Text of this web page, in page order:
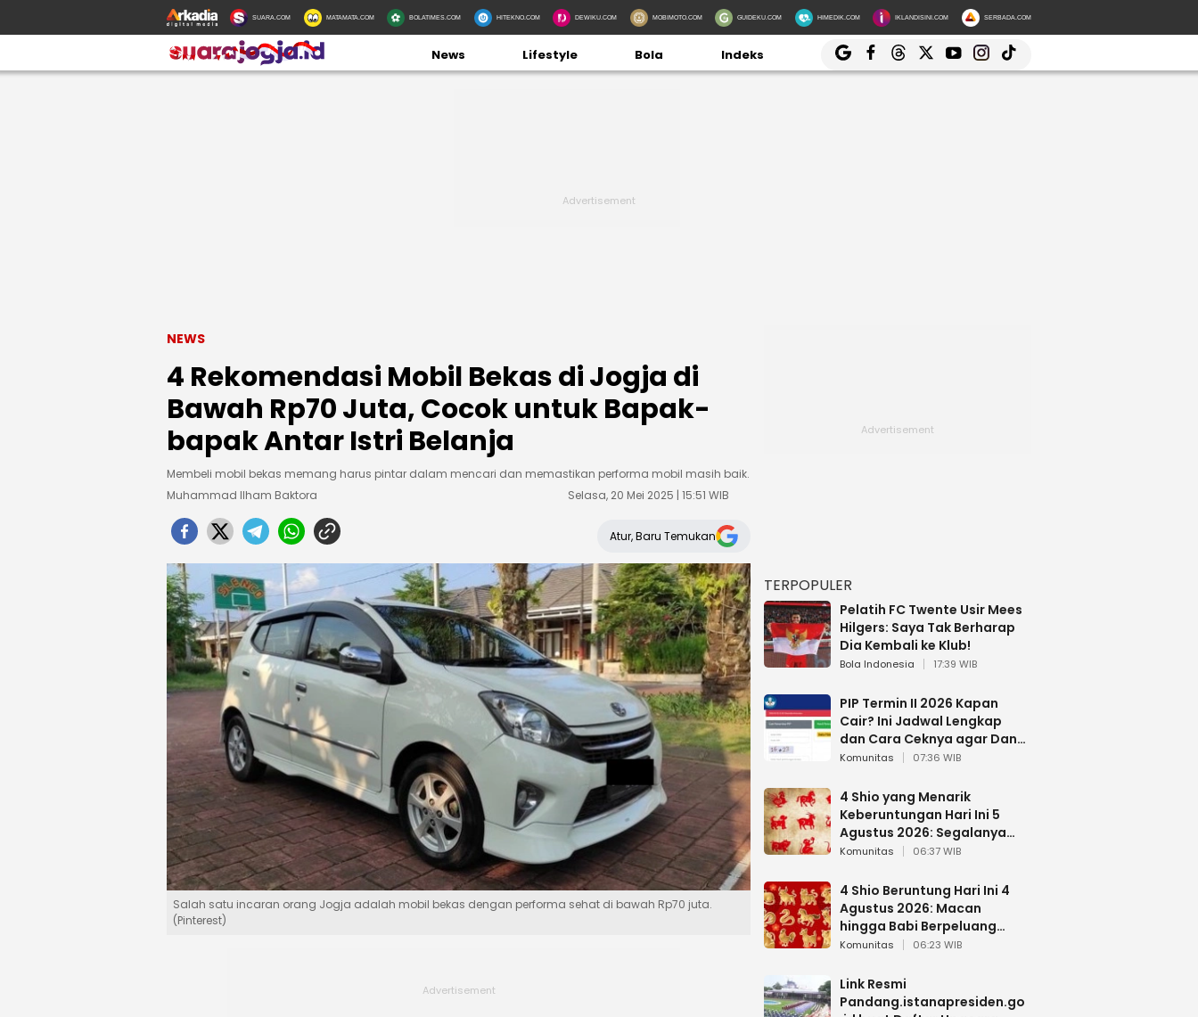
SUARA.COM MATAMATA.COM BOLATIMES.COM HITEKNO.COM DEWIKU.COM MOBIMOTO.COM GUIDEKU.COM HIMEDIK.COM IKLANDISINI.COM SERBADA.COM
News Lifestyle Bola Indeks
NEWS
4 Rekomendasi Mobil Bekas di Jogja di
Bawah Rp70 Juta, Cocok untuk Bapak-
bapak Antar Istri Belanja
Membeli mobil bekas memang harus pintar dalam mencari dan memastikan performa mobil masih baik.
Muhammad Ilham Baktora
Selasa, 20 Mei 2025 | 15:51 WIB
Atur, Baru Temukan
Salah satu incaran orang Jogja adalah mobil bekas dengan performa sehat di bawah Rp70 juta.
(Pinterest)
TERPOPULER
Pelatih FC Twente Usir Mees
Hilgers: Saya Tak Berharap
Dia Kembali ke Klub!
Bola Indonesia 17:39 WIB
PIP Termin II 2026 Kapan
Cair? Ini Jadwal Lengkap
dan Cara Ceknya agar Dana
Tidak Hangus!
Komunitas 07:36 WIB
4 Shio yang Menarik
Keberuntungan Hari Ini 5
Agustus 2026: Segalanya
Berjalan Lancar
Komunitas 06:37 WIB
4 Shio Beruntung Hari Ini 4
Agustus 2026: Macan
hingga Babi Berpeluang
Dapat Kabar Baik
Komunitas 06:23 WIB
Link Resmi
Pandang.istanapresiden.go